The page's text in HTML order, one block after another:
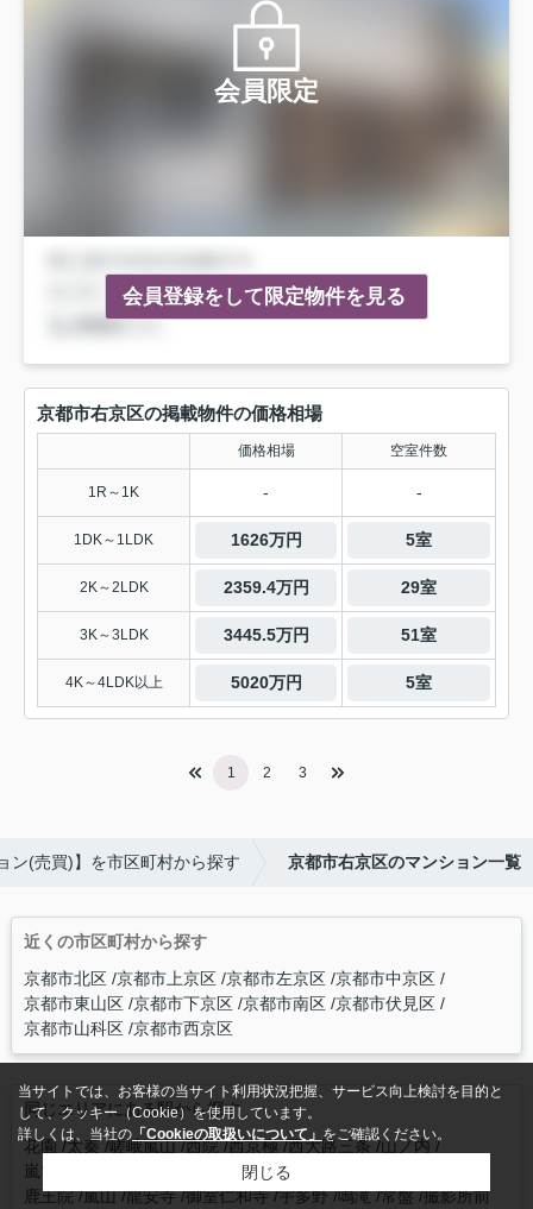
会員限定
会員登録をして限定物件を見る
京都市右京区の掲載物件の価格相場
価格相場 空室件数
1R～1K - -
1DK～1LDK 1626万円 5室
2K～2LDK 2359.4万円 29室
3K～3LDK 3445.5万円 51室
4K～4LDK以上 5020万円 5室
1 2 3
ン(売買)】を市区町村から探す 京都市右京区のマンション一覧
近くの市区町村から探す
京都市北区 京都市上京区 京都市左京区 京都市中京区
京都市東山区 京都市下京区 京都市南区 京都市伏見区
京都市山科区 京都市西京区
同じエリアにある駅から探す
花園 太秦 嵯峨嵐山 西院 西京極 西大路三条 山ノ内
嵐電天神川
太秦広隆寺 帷子ノ辻
鹿王院 嵐山 龍安寺 御室仁和寺 宇多野 鳴滝 常盤 撮影所前
当サイトでは、お客様の当サイト利用状況把握、サービス向上検討を目的と
して、クッキー（Cookie）を使用しています。
詳しくは、当社の 「Cookieの取扱いについて」 をご確認ください。
閉じる